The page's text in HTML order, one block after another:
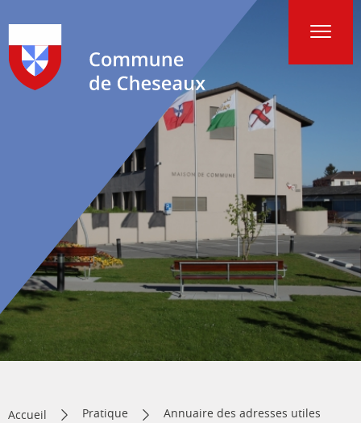
Accueil Pratique
Annuaire des adresses utiles